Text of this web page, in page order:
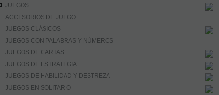
JUEGOS
ACCESORIOS DE JUEGO
JUEGOS CLÁSICOS
JUEGOS CON PALABRAS Y NÚMEROS
JUEGOS DE CARTAS
JUEGOS DE ESTRATEGIA
JUEGOS DE HABILIDAD Y DESTREZA
JUEGOS EN SOLITARIO